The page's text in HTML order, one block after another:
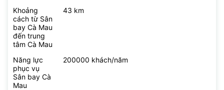
Khoảng
cách từ Sân
bay Cà Mau
đến trung
tâm Cà Mau
43 km
Năng lực
phục vụ
Sân bay Cà
Mau
200000 khách/năm